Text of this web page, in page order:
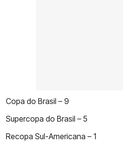
Copa do Brasil – 9
Supercopa do Brasil – 5
Recopa Sul-Americana – 1